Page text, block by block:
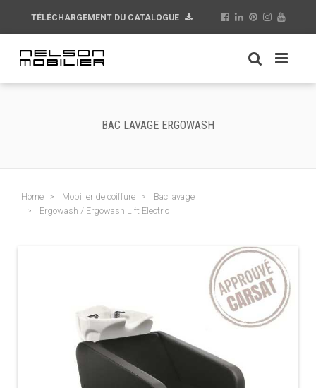
TÉLÉCHARGEMENT DU CATALOGUE
BAC LAVAGE ERGOWASH
Home Mobilier de coiffure
Bac lavage
Ergowash / Ergowash Lift Electric